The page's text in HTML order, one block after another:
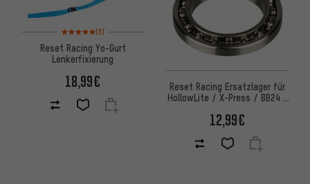
Bewertungen: 5 von 5 basierend auf 3 Bewertungen
(3)
Reset Racing Yo-Gurt
Lenkerfixierung
18,99€
Reset Racing Ersatzlager für
HollowLite / X-Press / BB24 /
12,99€